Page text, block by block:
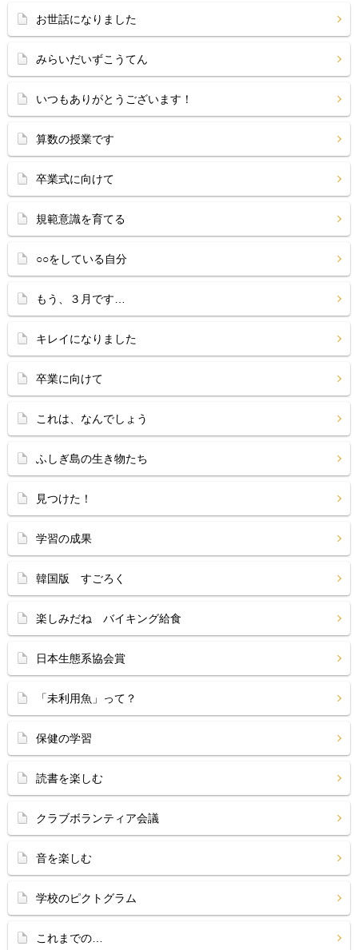
お世話になりました
みらいだいずこうてん
いつもありがとうございます！
算数の授業です
卒業式に向けて
規範意識を育てる
○○をしている自分
もう、３月です…
キレイになりました
卒業に向けて
これは、なんでしょう
ふしぎ島の生き物たち
見つけた！
学習の成果
韓国版 すごろく
楽しみだね バイキング給食
日本生態系協会賞
「未利用魚」って？
保健の学習
読書を楽しむ
クラブボランティア会議
音を楽しむ
学校のピクトグラム
これまでの…